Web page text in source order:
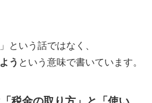
という話ではなく、
う という意味で書いています。